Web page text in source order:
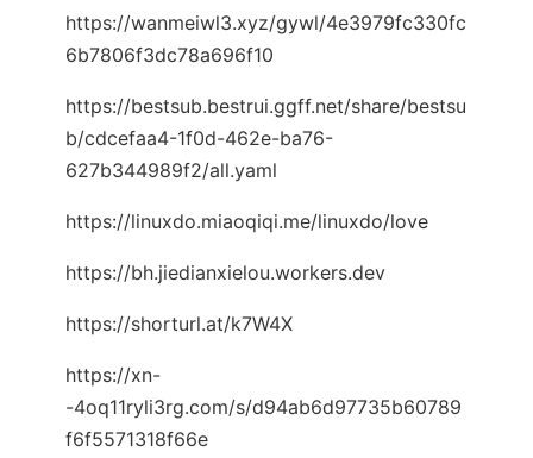
https://wanmeiwl3.xyz/gywl/4e3979fc330fc
6b7806f3dc78a696f10
https://bestsub.bestrui.ggff.net/share/bestsu
b/cdcefaa4-1f0d-462e-ba76-
627b344989f2/all.yaml
https://linuxdo.miaoqiqi.me/linuxdo/love
https://bh.jiedianxielou.workers.dev
https://shorturl.at/k7W4X
https://xn-
-4oq11ryli3rg.com/s/d94ab6d97735b60789
f6f5571318f66e